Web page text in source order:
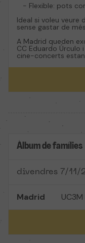
- Flexible: pots
Ideal si voleu veure
sense gastar de
A Madrid queden
CC Eduardo Úrculo
cine-concerts
Àlbum de famílies
divendres 7/11/
Madrid